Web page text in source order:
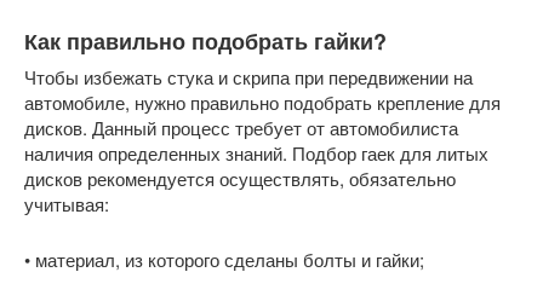
Как правильно подобрать гайки?
Чтобы избежать стука и скрипа при передвижении на
автомобиле, нужно правильно подобрать крепление для
дисков. Данный процесс требует от автомобилиста
наличия определенных знаний. Подбор гаек для литых
дисков рекомендуется осуществлять, обязательно
учитывая:
• материал, из которого сделаны болты и гайки;